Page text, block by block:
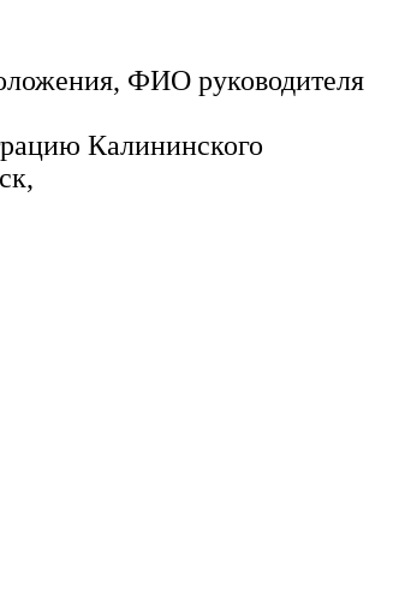
ФИО руководителя
Калининского